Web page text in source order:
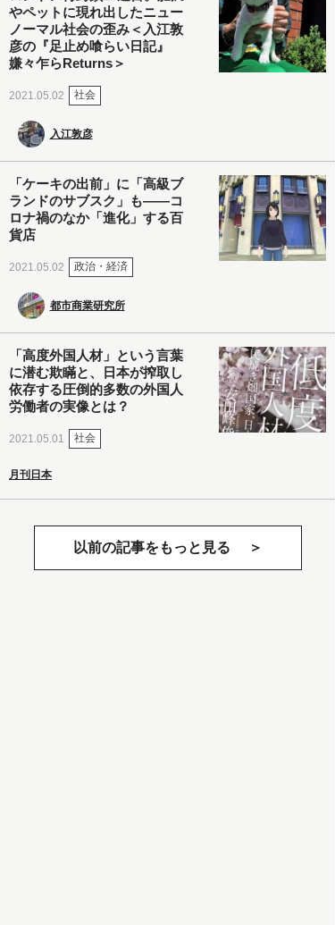
やペットに現れ出したニュー
ノーマル社会の歪み＜入江敦
彦の『足止め喰らい日記』
嫌々乍らReturns＞
2021.05.02 社会
入江敦彦
「ケーキの出前」に「高級ブ
ランドのサブスク」も――コ
ロナ禍のなか「進化」する百
貨店
2021.05.02 政治・経済
都市商業研究所
「高度外国人材」という言葉
に潜む欺瞞と、日本が搾取し
依存する圧倒的多数の外国人
労働者の実像とは？
2021.05.01 社会
月刊日本
以前の記事をもっと見る